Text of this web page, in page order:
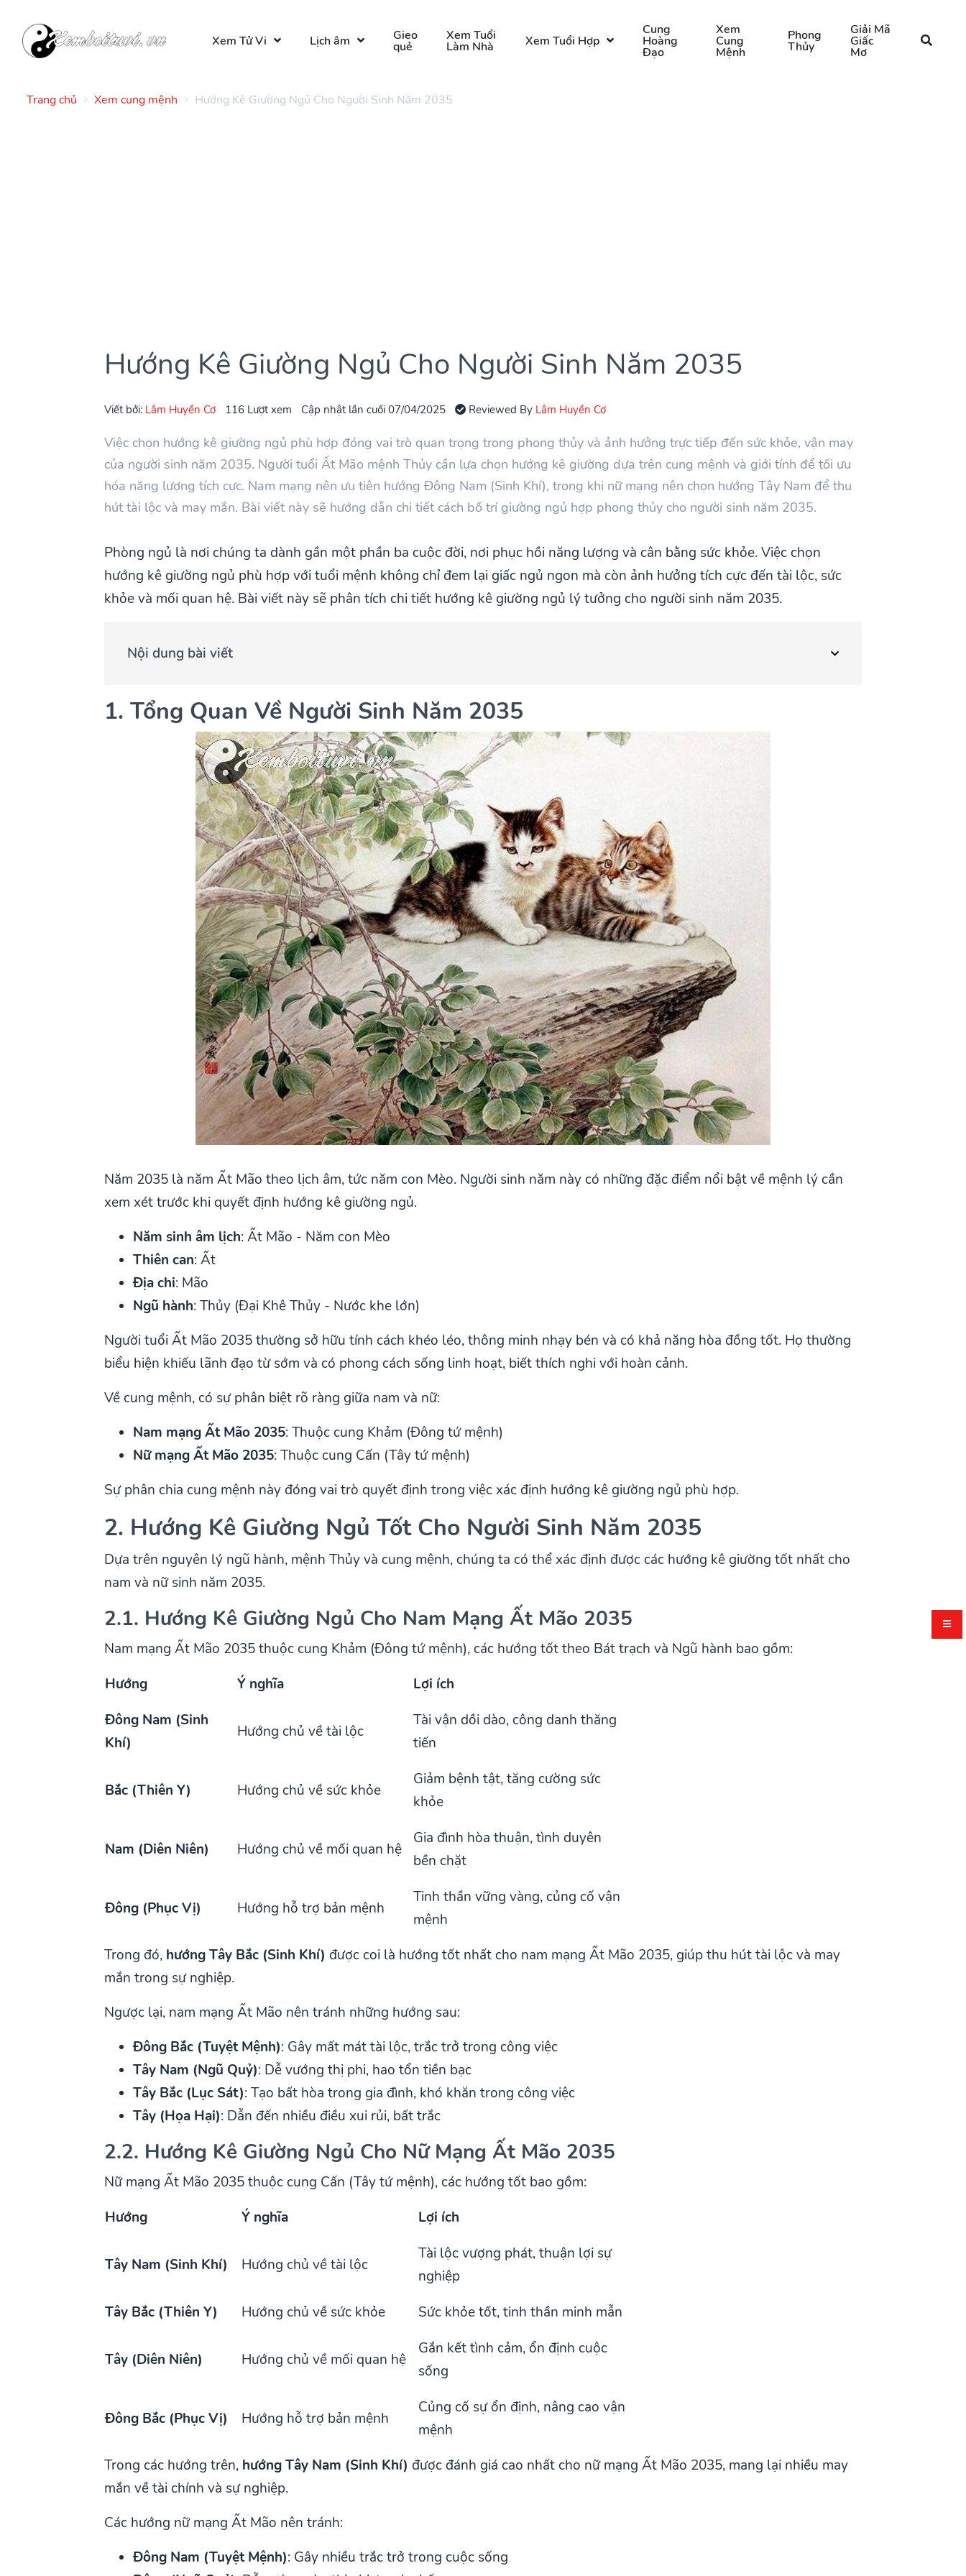
Xem Tử Vi Lịch âm Gieo
quẻ
Xem Tuổi
Làm Nhà Xem Tuổi Hợp
Cung
Hoàng
Đạo
Xem
Cung
Mệnh
Phong
Thủy
Giải Mã
Giấc
Mơ
Trang chủ Xem cung mệnh Hướng Kê Giường Ngủ Cho Người Sinh Năm 2035
Hướng Kê Giường Ngủ Cho Người Sinh Năm 2035
Viết bởi: Lâm Huyền Cơ 116 Lượt xem Cập nhật lần cuối 07/04/2025 Reviewed By Lâm Huyền Cơ
Việc chọn hướng kê giường ngủ phù hợp đóng vai trò quan trọng trong phong thủy và ảnh hưởng trực tiếp đến sức khỏe, vận may
của người sinh năm 2035. Người tuổi Ất Mão mệnh Thủy cần lựa chọn hướng kê giường dựa trên cung mệnh và giới tính để tối ưu
hóa năng lượng tích cực. Nam mạng nên ưu tiên hướng Đông Nam (Sinh Khí), trong khi nữ mạng nên chọn hướng Tây Nam để thu
hút tài lộc và may mắn. Bài viết này sẽ hướng dẫn chi tiết cách bố trí giường ngủ hợp phong thủy cho người sinh năm 2035.
Phòng ngủ là nơi chúng ta dành gần một phần ba cuộc đời, nơi phục hồi năng lượng và cân bằng sức khỏe. Việc chọn
hướng kê giường ngủ phù hợp với tuổi mệnh không chỉ đem lại giấc ngủ ngon mà còn ảnh hưởng tích cực đến tài lộc, sức
khỏe và mối quan hệ. Bài viết này sẽ phân tích chi tiết hướng kê giường ngủ lý tưởng cho người sinh năm 2035.
Nội dung bài viết
1. Tổng Quan Về Người Sinh Năm 2035
Năm 2035 là năm Ất Mão theo lịch âm, tức năm con Mèo. Người sinh năm này có những đặc điểm nổi bật về mệnh lý cần
xem xét trước khi quyết định hướng kê giường ngủ.
Năm sinh âm lịch: Ất Mão - Năm con Mèo
Thiên can: Ất
Địa chi: Mão
Ngũ hành: Thủy (Đại Khê Thủy - Nước khe lớn)
Người tuổi Ất Mão 2035 thường sở hữu tính cách khéo léo, thông minh nhạy bén và có khả năng hòa đồng tốt. Họ thường
biểu hiện khiếu lãnh đạo từ sớm và có phong cách sống linh hoạt, biết thích nghi với hoàn cảnh.
Về cung mệnh, có sự phân biệt rõ ràng giữa nam và nữ:
Nam mạng Ất Mão 2035: Thuộc cung Khảm (Đông tứ mệnh)
Nữ mạng Ất Mão 2035: Thuộc cung Cấn (Tây tứ mệnh)
Sự phân chia cung mệnh này đóng vai trò quyết định trong việc xác định hướng kê giường ngủ phù hợp.
2. Hướng Kê Giường Ngủ Tốt Cho Người Sinh Năm 2035
Dựa trên nguyên lý ngũ hành, mệnh Thủy và cung mệnh, chúng ta có thể xác định được các hướng kê giường tốt nhất cho
nam và nữ sinh năm 2035.
2.1. Hướng Kê Giường Ngủ Cho Nam Mạng Ất Mão 2035
Nam mạng Ất Mão 2035 thuộc cung Khảm (Đông tứ mệnh), các hướng tốt theo Bát trạch và Ngũ hành bao gồm:
Hướng
Ý nghĩa
Lợi ích
Đông Nam (Sinh
Khí)
Hướng chủ về tài lộc
Tài vận dồi dào, công danh thăng
tiến
Bắc (Thiên Y) Hướng chủ về sức khỏe
Giảm bệnh tật, tăng cường sức
khỏe
Nam (Diên Niên) Hướng chủ về mối quan hệ
Gia đình hòa thuận, tình duyên
bền chặt
Đông (Phục Vị) Hướng hỗ trợ bản mệnh
Tinh thần vững vàng, củng cố vận
mệnh
Trong đó, hướng Tây Bắc (Sinh Khí) được coi là hướng tốt nhất cho nam mạng Ất Mão 2035, giúp thu hút tài lộc và may
mắn trong sự nghiệp.
Ngược lại, nam mạng Ất Mão nên tránh những hướng sau:
Đông Bắc (Tuyệt Mệnh): Gây mất mát tài lộc, trắc trở trong công việc
Tây Nam (Ngũ Quỷ): Dễ vướng thị phi, hao tổn tiền bạc
Tây Bắc (Lục Sát): Tạo bất hòa trong gia đình, khó khăn trong công việc
Tây (Họa Hại): Dẫn đến nhiều điều xui rủi, bất trắc
2.2. Hướng Kê Giường Ngủ Cho Nữ Mạng Ất Mão 2035
Nữ mạng Ất Mão 2035 thuộc cung Cấn (Tây tứ mệnh), các hướng tốt bao gồm:
Hướng
Ý nghĩa Lợi ích
Tây Nam (Sinh Khí) Hướng chủ về tài lộc
Tài lộc vượng phát, thuận lợi sự
nghiệp
Tây Bắc (Thiên Y)
Hướng chủ về sức khỏe Sức khỏe tốt, tinh thần minh mẫn
Tây (Diên Niên) Hướng chủ về mối quan hệ
Gắn kết tình cảm, ổn định cuộc
sống
Đông Bắc (Phục Vị) Hướng hỗ trợ bản mệnh
Củng cố sự ổn định, nâng cao vận
mệnh
Trong các hướng trên, hướng Tây Nam (Sinh Khí) được đánh giá cao nhất cho nữ mạng Ất Mão 2035, mang lại nhiều may
mắn về tài chính và sự nghiệp.
Các hướng nữ mạng Ất Mão nên tránh:
Đông Nam (Tuyệt Mệnh): Gây nhiều trắc trở trong cuộc sống